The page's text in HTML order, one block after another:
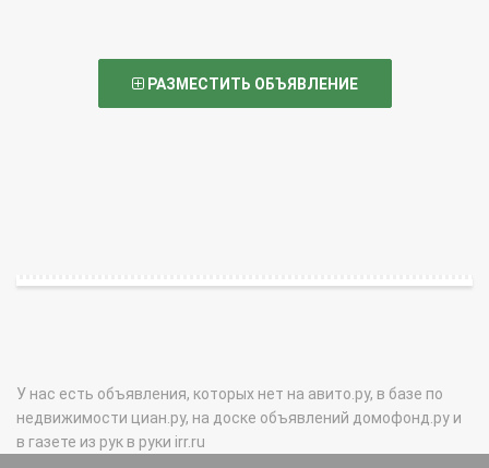
РАЗМЕСТИТЬ ОБЪЯВЛЕНИЕ
У нас есть объявления, которых нет на авито.ру, в базе по
недвижимости циан.ру, на доске объявлений домофонд.ру и
в газете из рук в руки irr.ru